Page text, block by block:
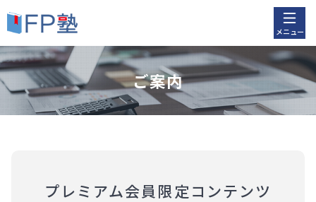
メニュー
ご案内
プレミアム会員限定コンテンツ